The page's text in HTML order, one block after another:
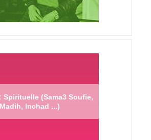
Spirituelle (Sama3 Soufie,
Madih, Inchad ...)